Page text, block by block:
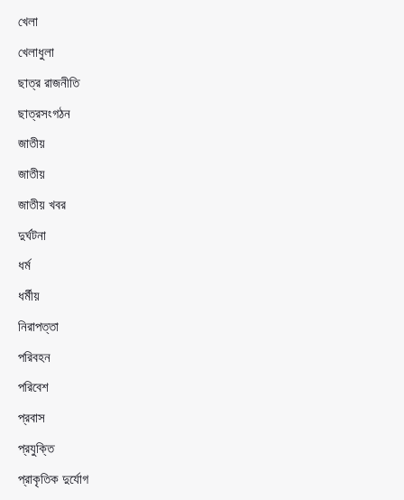
খেলা
খেলাধুলা
ছাত্র রাজনীতি
ছাত্রসংগঠন
জাতীয়
জাতীয়
জাতীয় খবর
দুর্ঘটনা
ধর্ম
ধর্মীয়
নিরাপত্তা
পরিবহন
পরিবেশ
প্রবাস
প্রযুক্তি
প্রাকৃতিক দুর্যোগ